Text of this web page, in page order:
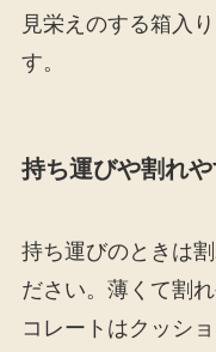
見栄えのする箱入
す。
持ち運びや割れ
持ち運びのときは
ださい。薄くて割
コレートはクッシ